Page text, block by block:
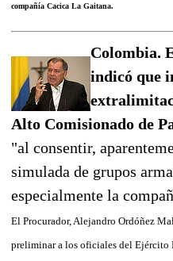
compañía Cacica La Gaitana.
Colombia.
indicó que
Alto Comisionado de
"al consentir,
simulada de grupos
especialmente la
El Procurador, Alejandro Ordóñez
preliminar a los oficiales del Ejército